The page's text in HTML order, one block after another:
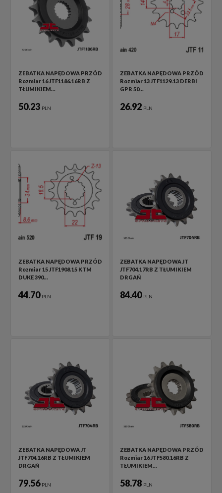
ZEBATKA NAPĘDOWA PRZÓD
Rozmiar 16 JTF1186.16RB Z
TŁUMIKIEM…
50.23 PLN
ZEBATKA NAPĘDOWA PRZÓD
Rozmiar 13 JTF1129.13 DERBI
GPR 50…
26.92 PLN
ZEBATKA NAPĘDOWA PRZÓD
Rozmiar 15 JTF1908.15 KTM
DUKE 390…
44.70 PLN
ZEBATKA NAPĘDOWA JT
JTF704.17RB Z TŁUMIKIEM
DRGAŃ
84.40 PLN
ZEBATKA NAPĘDOWA JT
JTF704.16RB Z TŁUMIKIEM
DRGAŃ
79.56 PLN
ZEBATKA NAPĘDOWA PRZÓD
Rozmiar 16 JTF580.16RB Z
TŁUMIKIEM…
58.78 PLN